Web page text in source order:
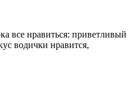
все нравиться: приветливый
водички нравится,